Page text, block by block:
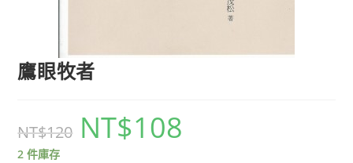
鷹眼牧者
NT$120 NT$108
2 件庫存